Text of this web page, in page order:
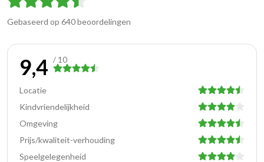
Gebaseerd op 640 beoordelingen
9,4 / 10
Locatie
Kindvriendelijkheid
Omgeving
Prijs/kwaliteit-verhouding
Speelgelegenheid